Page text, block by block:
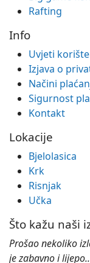
Rafting
Info
Uvjeti
Izjava o
Načini
Sigurnost
Kontakt
Lokacije
Bjelolasica
Krk
Risnjak
Učka
Što kažu naši
Prošao nekoliko
je zabavno i